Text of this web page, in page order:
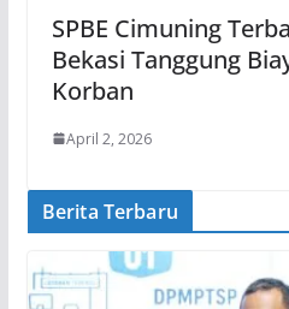
SPBE Cimuning
Bekasi Tanggung
Korban
April 2, 2026
Berita Terbaru